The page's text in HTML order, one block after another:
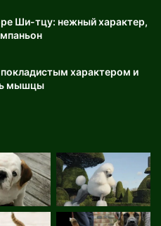
Ши-тцу: нежный характер,
характером и
мышцы